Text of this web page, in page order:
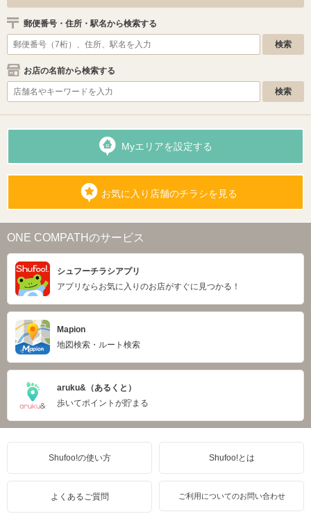
郵便番号・住所・駅名から検索する
お店の名前から検索する
Myエリアを設定する
お気に入り店舗のチラシを見る
ONE COMPATHのサービス
シュフーチラシアプリ
アプリならお気に入りのお店がすぐに見つかる！
Mapion
地図検索・ルート検索
aruku&（あるくと）
歩いてポイントが貯まる
Shufoo!の使い方 Shufoo!とは
よくあるご質問 ご利用についてのお問い合わせ